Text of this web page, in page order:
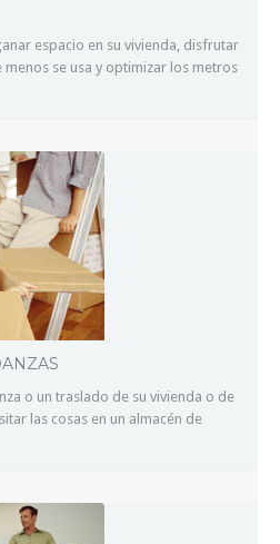
espacio en su vivienda, disfrutar
se usa y optimizar los metros
o un traslado de su vivienda o de
las cosas en un almacén de